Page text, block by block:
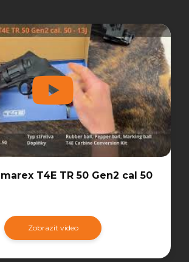
T4E TR 50 Gen2 cal 50
Zobrazit video